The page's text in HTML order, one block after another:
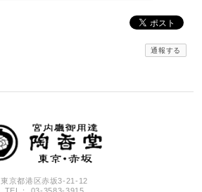
通報する
東京都港区赤坂3-21-12